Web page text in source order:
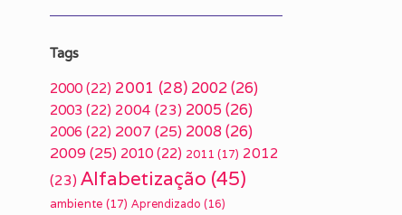
Tags
2000 (22) 2001 (28) 2002(26)
2003 (22) 2004 (23) 2005 (26)
2006 (22) 2007 (25) 2008(26)
2009(25) 2010 (22) 2011 (17) 2012
(23) Alfabetização (45)
ambiente (17) Aprendizado (16)